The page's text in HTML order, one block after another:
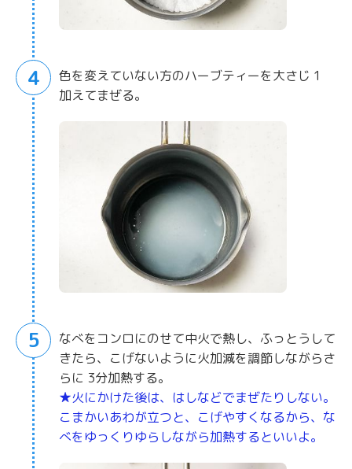
4
色を変えていない方のハーブティーを大さじ 1
加えてまぜる。
5
なべをコンロにのせて中火で熱し、ふっとうして
きたら、こげないように火加減を調節しながらさ
らに 3分加熱する。
★火にかけた後は、はしなどでまぜたりしない。
こまかいあわが立つと、こげやすくなるから、な
べをゆっくりゆらしながら加熱するといいよ。